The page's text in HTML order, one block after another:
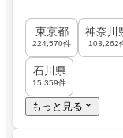
東京都
224,570件
神奈川
103,262
石川県
15,359件
もっと見る